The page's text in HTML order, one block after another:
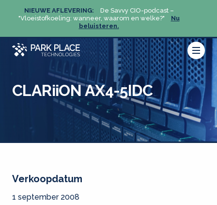
NIEUWE AFLEVERING:
De Savvy CIO-podcast –
"Vloeistofkoeling: wanneer, waarom en welke?"
Nu
beluisteren.
CLARiiON AX4-5IDC
Verkoopdatum
1 september 2008